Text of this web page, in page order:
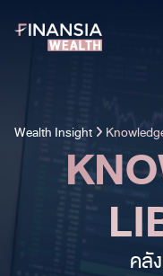
Wealth Insight
คลั